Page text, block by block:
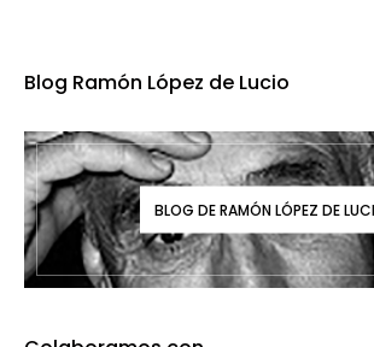
Blog Ramón López de Lucio
BLOG DE RAMÓN LÓPEZ DE